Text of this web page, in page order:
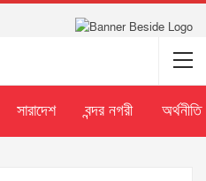
সারাদেশ বন্দর নগরী অর্থনীতি